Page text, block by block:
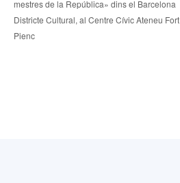
mestres de la República» dins el Barcelona
Districte Cultural, al Centre Cívic Ateneu Fort
Pienc